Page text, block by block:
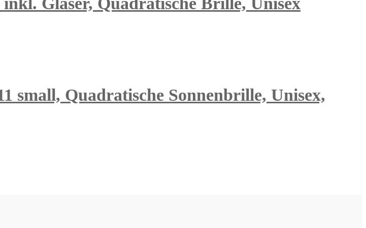
small, Quadratische Sonnenbrille, Unisex,